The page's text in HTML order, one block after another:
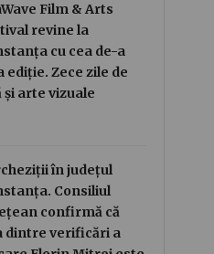
Film & Arts
revine la
cu cea de-a
ediție. Zece zile de
arte vizuale
în județul
Consiliul
confirmă că
dintre verificări a